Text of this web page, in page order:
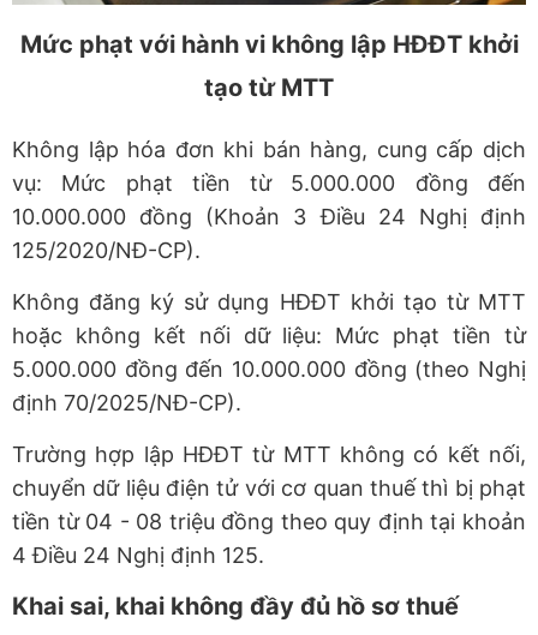
Mức phạt với hành vi không lập HĐĐT khởi
tạo từ MTT
Không lập hóa đơn khi bán hàng, cung cấp dịch
vụ: Mức phạt tiền từ 5.000.000 đồng đến
10.000.000 đồng (Khoản 3 Điều 24 Nghị định
125/2020/NĐ-CP).
Không đăng ký sử dụng HĐĐT khởi tạo từ MTT
hoặc không kết nối dữ liệu: Mức phạt tiền từ
5.000.000 đồng đến 10.000.000 đồng (theo Nghị
định 70/2025/NĐ-CP).
Trường hợp lập HĐĐT từ MTT không có kết nối,
chuyển dữ liệu điện tử với cơ quan thuế thì bị phạt
tiền từ 04 - 08 triệu đồng theo quy định tại khoản
4 Điều 24 Nghị định 125.
Khai sai, khai không đầy đủ hồ sơ thuế